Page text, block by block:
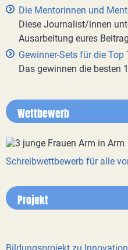
Die Mentorinnen und
Diese Journalist/innen
Ausarbeitung eures
Gewinner-Sets für die Top
Das gewinnen die besten
Wettbewerb
Schreibwettbewerb für alle
Projekt